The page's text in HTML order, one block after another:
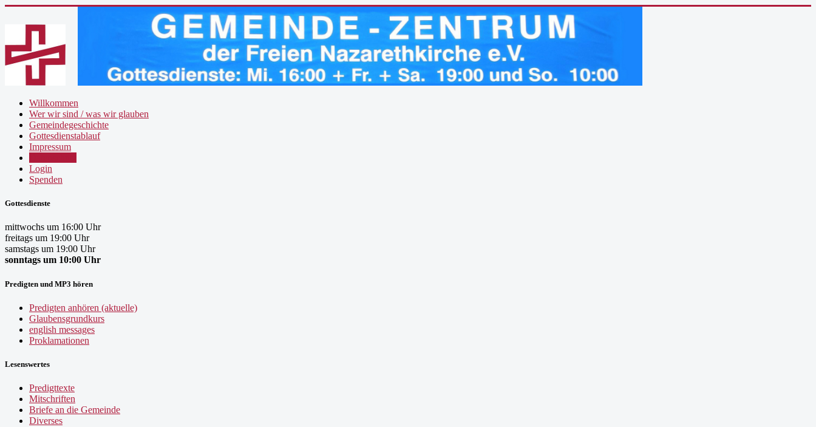
Willkommen
Wer wir sind / was wir glauben
Gemeindegeschichte
Gottesdienstablauf
Impressum
Login
Spenden
Gottesdienste
mittwochs um 16:00 Uhr
freitags um 19:00 Uhr
samstags um 19:00 Uhr
sonntags um 10:00 Uhr
Predigten und MP3 hören
Predigten anhören (aktuelle)
Glaubensgrundkurs
english messages
Proklamationen
Lesenswertes
Predigttexte
Mitschriften
Briefe an die Gemeinde
Diverses